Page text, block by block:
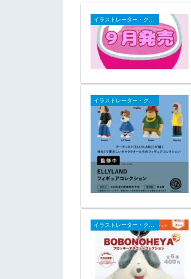
イラストレーター・クリエイター